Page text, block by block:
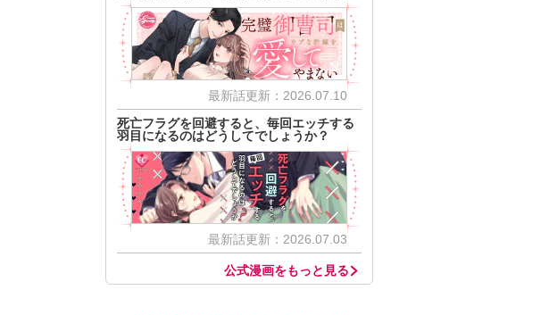
最新話更新：2026.07.10
死亡フラグを回避すると、毎回エッチする
羽目になるのはどうしてでしょうか？
最新話更新：2026.07.03
公式漫画をもっと見る